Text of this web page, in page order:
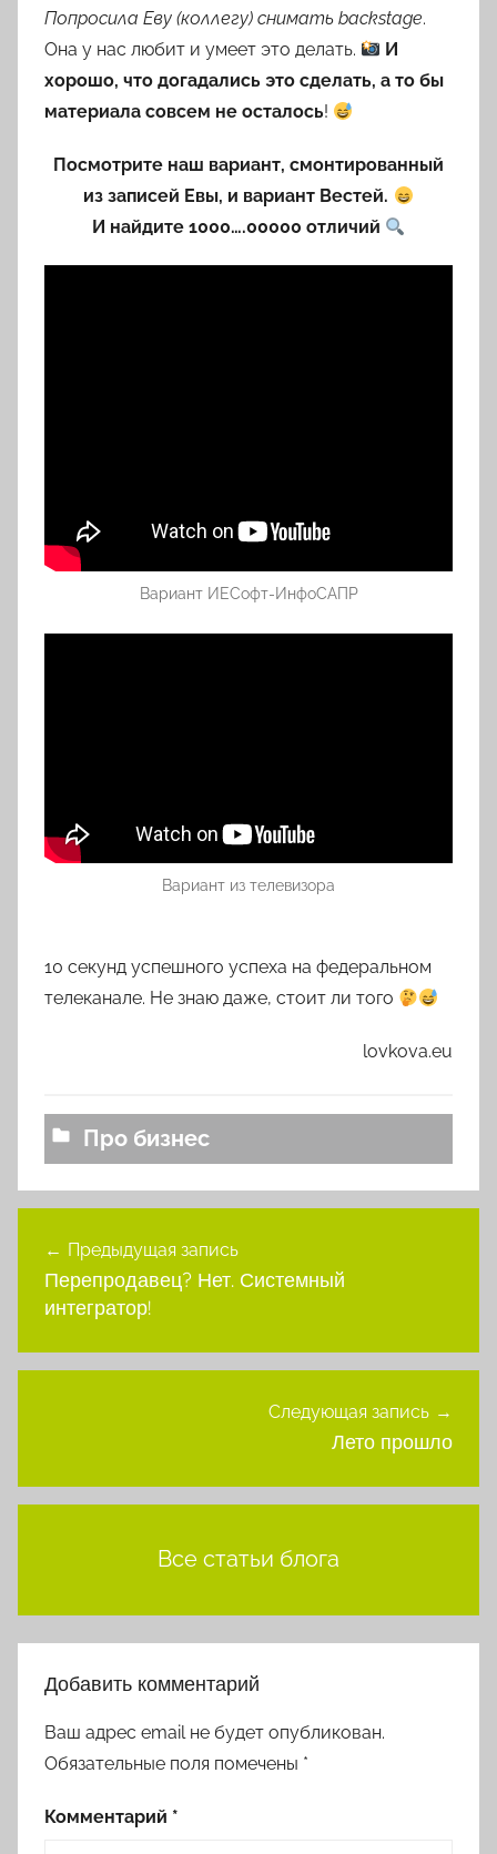
Попросила Еву (коллегу) снимать backstage.
Она у нас любит и умеет это делать.
И
хорошо, что догадались это сделать, а то бы
материала совсем не осталось!
Посмотрите наш вариант, смонтированный
из записей Евы, и вариант Вестей.
И найдите 1000….00000 отличий
Вариант ИЕСофт-ИнфоСАПР
Вариант из телевизора
10 секунд успешного успеха на федеральном
телеканале. Не знаю даже, стоит ли того
lovkova.eu
Про бизнес
по
записям
Предыдущая запись
Перепродавец? Нет. Системный
интегратор!
Следующая запись
Лето прошло
Все статьи блога
Добавить комментарий
Ваш адрес email не будет опубликован.
Обязательные поля помечены *
Комментарий *